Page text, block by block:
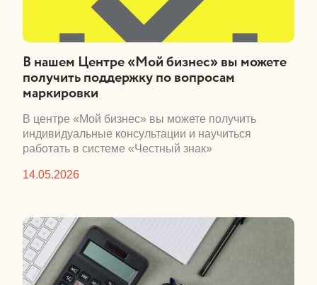
​В нашем Центре «Мой бизнес» вы можете
получить поддержку по вопросам
маркировки
​В центре «Мой бизнес» вы можете получить
индивидуальные консультации и научиться
работать в системе «Честный знак»
14.05.2026